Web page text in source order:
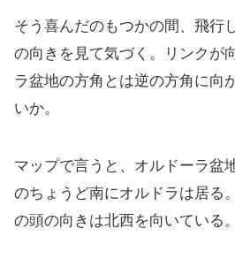
そう喜んだのもつかの間、飛行
の向きを見て気づく。リンクが
ラ盆地の方角とは逆の方角に向
いか。
マップで言うと、オルドーラ盆
のちょうど南にオルドラは居る
の頭の向きは北西を向いている。